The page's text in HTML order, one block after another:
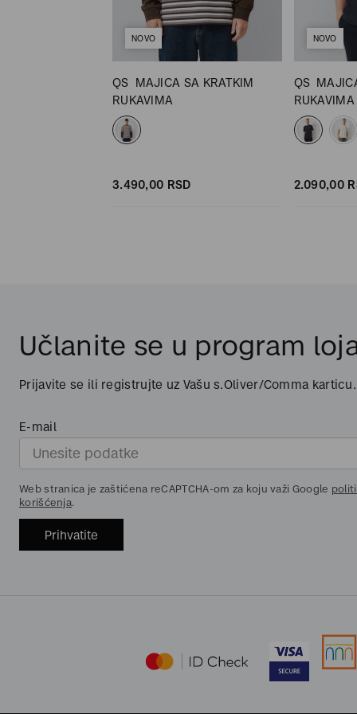
NOVO
QS MAJICA SA KRATKIM
RUKAVIMA
3.490,00 RSD
NOVO
QS
RUKAVIMA
2.090,00
Učlanite se u program
Prijavite se ili registrujte uz Vašu s.Oliver/Comma karticu.
E-mail
Web stranica je zaštićena reCAPTCHA-om za koju važi Google
korišćenja.
Prihvatite